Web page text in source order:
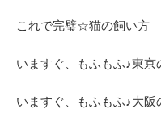
これで完璧☆猫の飼い方
いますぐ、もふもふ♪東
いますぐ、もふもふ♪大